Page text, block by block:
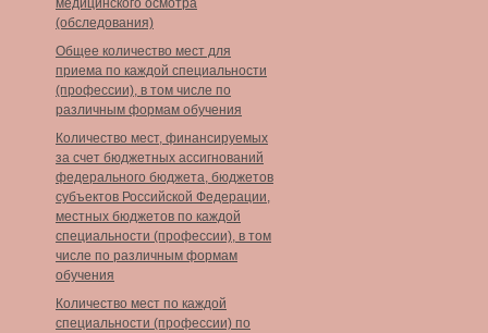
медицинского осмотра
(обследования)
Общее количество мест для
приема по каждой специальности
(профессии), в том числе по
различным формам обучения
Количество мест, финансируемых
за счет бюджетных ассигнований
федерального бюджета, бюджетов
субъектов Российской Федерации,
местных бюджетов по каждой
специальности (профессии), в том
числе по различным формам
обучения
Количество мест по каждой
специальности (профессии) по